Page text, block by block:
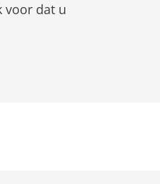
voor dat u